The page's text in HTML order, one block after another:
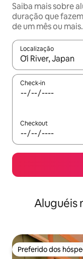
Saiba mais sobre
duração que
de um mês ou mais.
Localização
Quando os
Check-in
Checkout
Aluguéis
Preferido dos
Preferido dos